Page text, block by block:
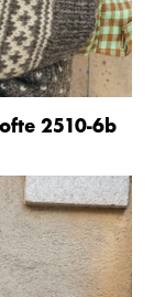
2510-6b